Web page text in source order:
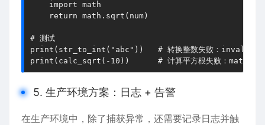
    import math
    return math.sqrt(num)
# 测试
print(str_to_int("abc"))   # 转换整数失败：
5. 生产环境方案：日志 + 告警
在生产环境中，除了捕获异常，还需要记录日志并触